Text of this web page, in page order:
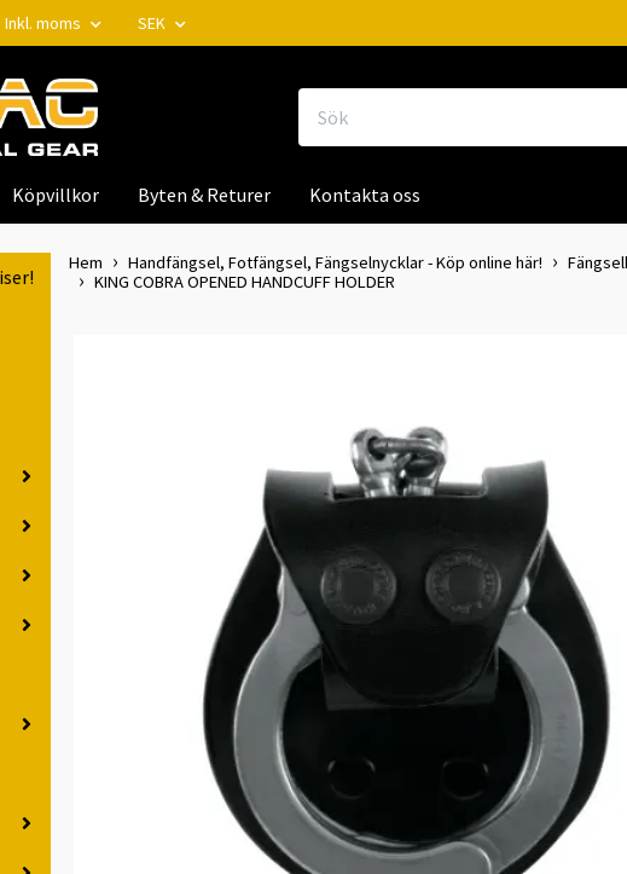
Inkl. moms SEK
Köpvillkor Byten & Returer Kontakta oss
Hem Handfängsel, Fotfängsel, Fängselnycklar - Köp online här!
KING COBRA OPENED HANDCUFF HOLDER